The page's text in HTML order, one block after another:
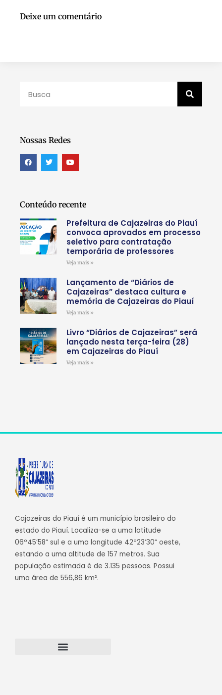
Deixe um comentário
Nossas Redes
Conteúdo recente
Prefeitura de Cajazeiras do Piauí
convoca aprovados em processo
seletivo para contratação
temporária de professores
Veja mais »
Lançamento de “Diários de
Cajazeiras” destaca cultura e
memória de Cajazeiras do Piauí
Veja mais »
Livro “Diários de Cajazeiras” será
lançado nesta terça-feira (28)
em Cajazeiras do Piauí
Veja mais »
Cajazeiras do Piauí é um município brasileiro do
estado do Piauí. Localiza-se a uma latitude
06º45’58” sul e a uma longitude 42º23’30” oeste,
estando a uma altitude de 157 metros. Sua
população estimada é de 3.135 pessoas. Possui
uma área de 556,86 km².